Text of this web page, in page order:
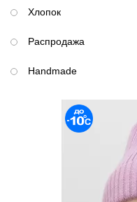
Хлопок
Распродажа
Handmade